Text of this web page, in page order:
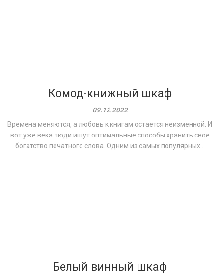
Комод-книжный шкаф
09.12.2022
Времена меняются, а любовь к книгам остается неизменной. И
вот уже века люди ищут оптимальные способы хранить свое
богатство печатного слова. Одним из самых популярных...
Белый винный шкаф